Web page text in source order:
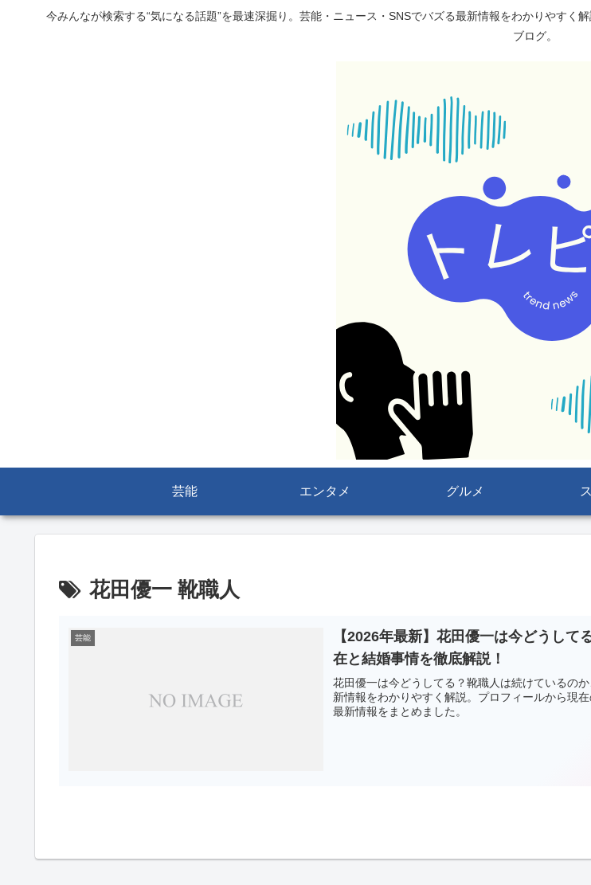
今みんなが検索する“気になる話題”を最速深掘り。芸能・ニュース・SNSでバズる最新情報をわかりやす
ブログ。
芸能 エンタメ グルメ
花田優一 靴職人
芸能
【2026年最新】花田優一は今どうして
在と結婚事情を徹底解説！
花田優一は今どうしてる？靴職人は続けているの
新情報をわかりやすく解説。プロフィールから現
最新情報をまとめました。